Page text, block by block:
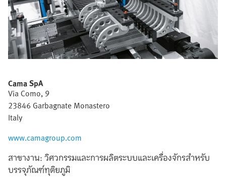
Cama SpA
Via Como, 9
23846 Garbagnate Monastero
Italy
www.camagroup.com
สาขางาน: วิศวกรรมและการผลิตระบบและเครื่องจักรสำหรับ
บรรจุภัณฑ์ทุติยภูมิ